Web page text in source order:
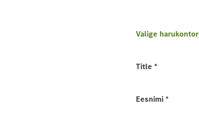
Valige harukontor
Title *
Eesnimi *